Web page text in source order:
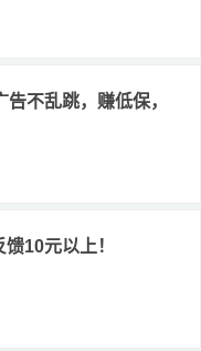
不乱跳，赚低保，
10元以上！